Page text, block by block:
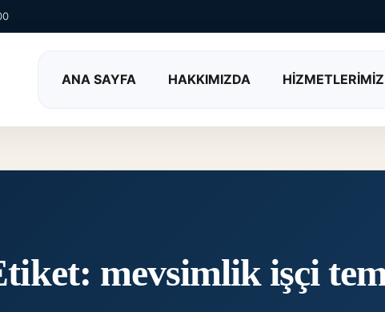
ANA SAYFA HAKKIMIZDA HİZMETLERİMİZ
mevsimlik işçi